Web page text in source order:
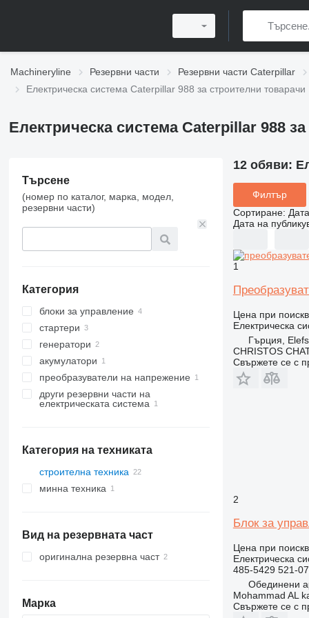
Machineryline Резервни части Резервни части Caterpillar
Електрическа система Caterpillar 988 за строителни товарачи
Електрическа система Caterpillar 988
Търсене
(номер по каталог, марка, модел,
резервни части)
Категория
блоки за управление
стартери
генератори
акумулатори
преобразуватели на напрежение
други резервни части на
електрическата система
Категория на техниката
строителна техника
багери
булдозери
грейдери
строителни товарачи
верижни товарачи
минна техника
Вид на резервната част
оригинална резервна част
Марка
12 обяви:
Филтър
Сортиране:
Дата на
1
Цена при
Електрическа
Гърция,
CHRISTOS
Свържете се с
2
Блок за
Цена при
Електрическа
485-5429 521-
Обединени
Mohammad AL
Свържете се с